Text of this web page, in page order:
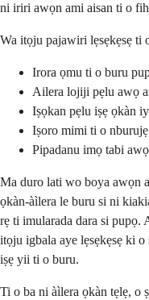
ni iriri awọn ami aisan ti o
Wa itọju pajawiri lẹsẹkẹsẹ ti
Irora ọmu ti o buru
Ailera lojiji pẹlu awọ
Iṣọkan pẹlu iṣẹ ọkàn
Iṣoro mimi ti o
Pipadanu imọ tabi
Ma duro lati wo boya awọn
ọkàn-àìlera le buru si ni
rẹ ti imularada dara si pupọ.
itọju igbala aye lẹsẹkẹsẹ ki
iṣẹ yii ti o buru.
Ti o ba ni àìlera ọkàn tẹlẹ, o